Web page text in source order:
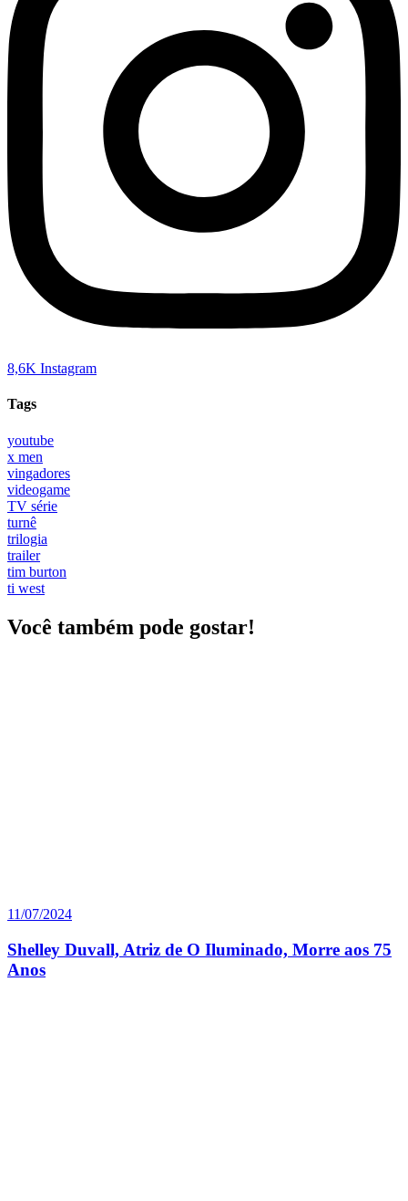
8,6K Instagram
Tags
youtube
x men
vingadores
videogame
TV série
turnê
trilogia
trailer
tim burton
ti west
Você também pode gostar!
11/07/2024
Shelley Duvall, Atriz de O Iluminado, Morre aos 75
Anos